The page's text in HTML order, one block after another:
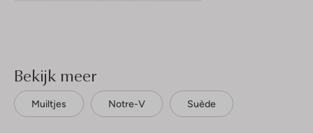
Bekijk meer
Muiltjes Notre-V Suède